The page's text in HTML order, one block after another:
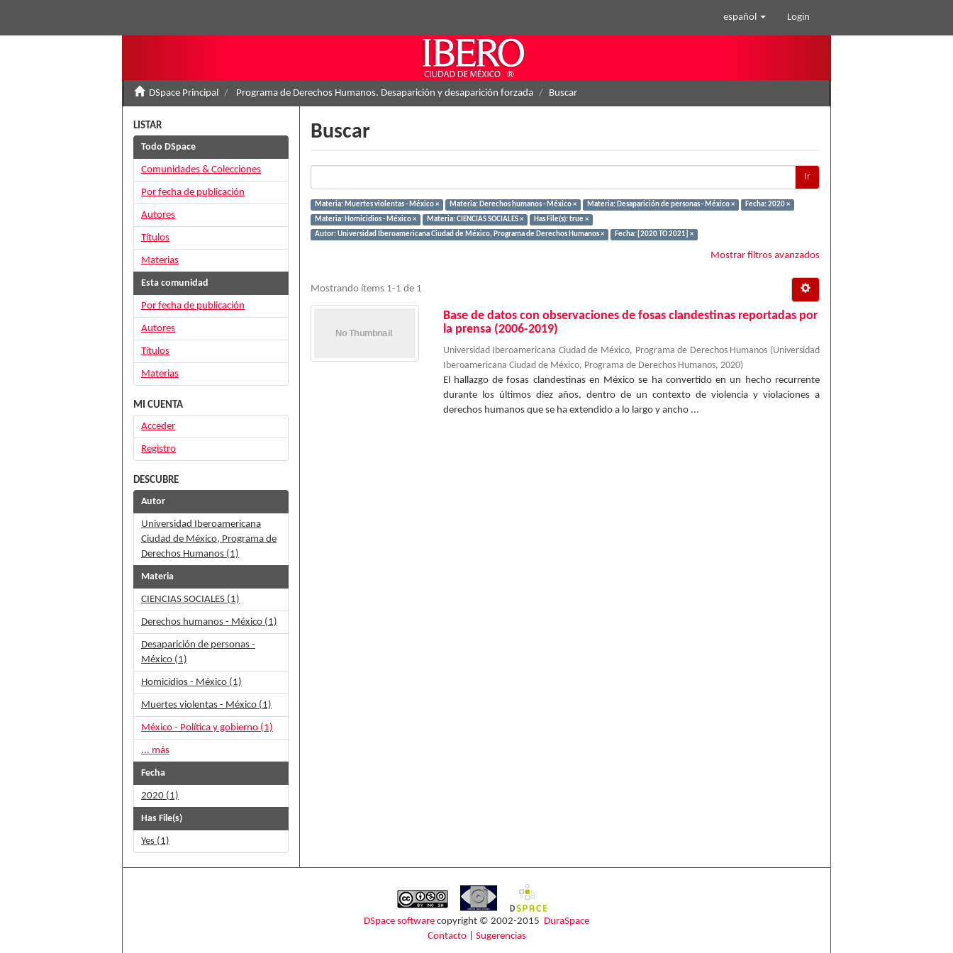
español Login
DSpace Principal Programa de Derechos Humanos. Desaparición y desaparición forzada Buscar
Buscar
Ir
Materia: Muertes violentas - México × Materia: Derechos humanos - México × Materia: Desaparición de personas - México ×
Fecha: 2020 ×
Materia: Homicidios - México ×
Materia: CIENCIAS SOCIALES ×
Has File(s): true ×
Autor: Universidad Iberoamericana Ciudad de México, Programa de Derechos Humanos ×
Fecha: [2020 TO 2021] ×
Mostrar filtros avanzados
Mostrando ítems 1-1 de 1
Base de datos con observaciones de fosas clandestinas reportadas por
la prensa (2006-2019)
Universidad Iberoamericana Ciudad de México, Programa de Derechos Humanos (Universidad
Iberoamericana Ciudad de México, Programa de Derechos Humanos, 2020)
El hallazgo de fosas clandestinas en México se ha convertido en un hecho recurrente
durante los últimos diez años, dentro de un contexto de violencia y violaciones a
derechos humanos que se ha extendido a lo largo y ancho ...
LISTAR
Todo DSpace
Comunidades & Colecciones
Por fecha de publicación
Autores
Títulos
Materias
Esta comunidad
Por fecha de publicación
Autores
Títulos
Materias
MI CUENTA
Acceder
Registro
DESCUBRE
Autor
Universidad Iberoamericana
Ciudad de México, Programa de
Derechos Humanos (1)
Materia
CIENCIAS SOCIALES (1)
Derechos humanos - México (1)
Desaparición de personas -
México (1)
Homicidios - México (1)
Muertes violentas - México (1)
México - Política y gobierno (1)
... más
Fecha
2020 (1)
Has File(s)
Yes (1)
DSpace software copyright © 2002-2015 DuraSpace
Contacto| Sugerencias